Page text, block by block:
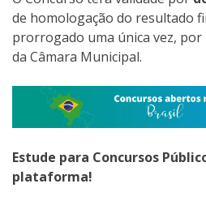
de homologação do resultado
prorrogado uma única vez,
da Câmara Municipal.
Estude para Concursos
plataforma!